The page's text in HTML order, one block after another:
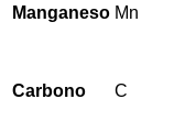
Manganeso Mn
Carbono C